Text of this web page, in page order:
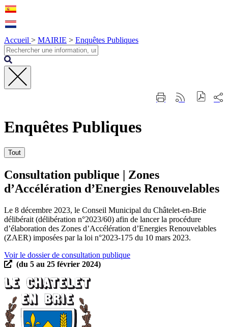
Accueil > MAIRIE > Enquêtes Publiques
Fermer
ImprimerGénérer
sur
Enquêtes Publiques
Tout
Consultation publique | Zones
d’Accélération d’Energies Renouvelables
Le 8 décembre 2023, le Conseil Municipal du Châtelet-en-Brie
délibérait (délibération n°2023/60) afin de lancer la procédure
d’élaboration des Zones d’Accélération d’Energies Renouvelables
(ZAER) imposées par la loi n°2023-175 du 10 mars 2023.
Voir le dossier de consultation publique
(du 5 au 25 février 2024)